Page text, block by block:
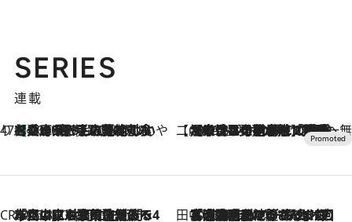
SERIES
連載
47都道府県の手みやげ ひんやりスイーツで夏を満喫
2026.8.8
【兵庫県】この夏絶対食べたい 冷やしておいしいおやつ3選 淡路島の恵みをジェラートに集約 【CREA×星野リゾート】唯一無二。癒しと発見が待つ場所へ
2026.8.7
【トンボの足水浴】ヒノキの香りに包まれて涼感マックス！約13℃の湧水かけ流しを避暑地「星野温泉 トンボの湯」で体験
CREA'S CHOICE
2026.8.7
「立川にも歌舞伎があるんだよ」 片岡仁左衛門・市川中車ら豪華座組みで4年目の立川立飛歌舞伎へ 田中稲の勝手に再ブーム
2026.8.7
「湘南乃風に憧れて」観客大盛上がりの“タオル回し”に、ラッパー顔負けの高速歌唱まで…さだまさし（74）のアグレッシブすぎる現在地